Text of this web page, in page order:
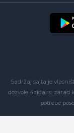
Sadržaj sajta je
dozvole 4zida.rs, zarad
potrebe